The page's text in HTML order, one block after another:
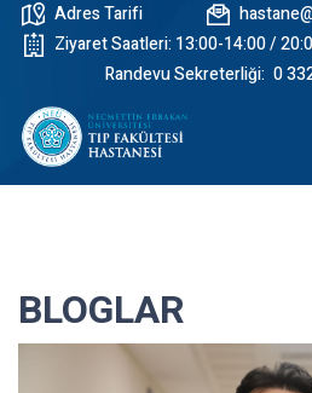
Adres Tarifi
Ziyaret Saatleri: 13:00-14:00 /
Randevu Sekreterliği: 0
BLOGLAR